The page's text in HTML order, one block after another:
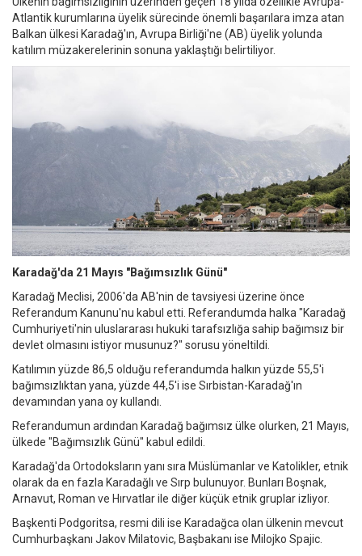
Atlantik kurumlarına üyelik sürecinde önemli başarılara imza atan
Balkan ülkesi Karadağ'ın, Avrupa Birliği'ne (AB) üyelik yolunda
katılım müzakerelerinin sonuna yaklaştığı belirtiliyor.
Karadağ'da 21 Mayıs "Bağımsızlık Günü"
Karadağ Meclisi, 2006'da AB'nin de tavsiyesi üzerine önce
Referandum Kanunu'nu kabul etti. Referandumda halka "Karadağ
Cumhuriyeti'nin uluslararası hukuki tarafsızlığa sahip bağımsız bir
devlet olmasını istiyor musunuz?" sorusu yöneltildi.
Katılımın yüzde 86,5 olduğu referandumda halkın yüzde 55,5'i
bağımsızlıktan yana, yüzde 44,5'i ise Sırbistan-Karadağ'ın
devamından yana oy kullandı.
Referandumun ardından Karadağ bağımsız ülke olurken, 21 Mayıs,
ülkede "Bağımsızlık Günü" kabul edildi.
Karadağ'da Ortodoksların yanı sıra Müslümanlar ve Katolikler, etnik
olarak da en fazla Karadağlı ve Sırp bulunuyor. Bunları Boşnak,
Arnavut, Roman ve Hırvatlar ile diğer küçük etnik gruplar izliyor.
Başkenti Podgoritsa, resmi dili ise Karadağca olan ülkenin mevcut
Cumhurbaşkanı Jakov Milatovic, Başbakanı ise Milojko Spajic.